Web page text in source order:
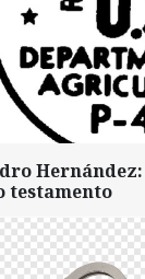
testamento